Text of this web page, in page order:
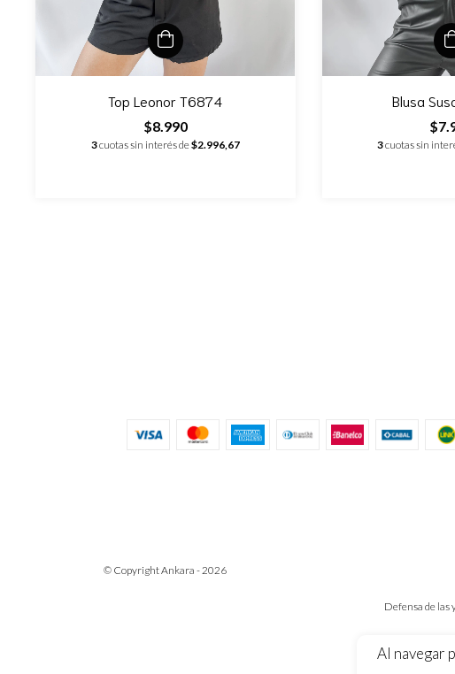
Al navegar
Top Leonor T6874
$8.990
3cuotas sin interés de$2.996,67
Blusa
3cuotas sin
© Copyright Ankara - 2026
Defensa de las